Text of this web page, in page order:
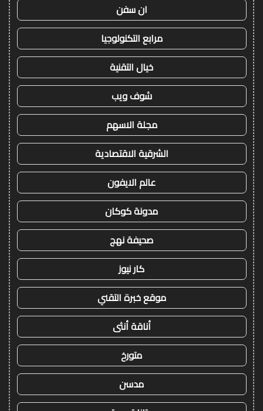
ان سفن
مرابع التكنولوجيا
خيال التقنية
شوف ويب
مجلة الاسهم
الشرقية الاقتصادية
عالم الايفون
مدونة كوكان
صحيفة نهج
كار نيوز
موقع خبرة التقني
أناقة أنثى
متورخ
مدسن